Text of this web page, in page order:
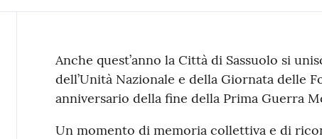
Contenuto
Anche quest’anno la Città di Sassuolo si
dell’Unità Nazionale e della Giornata delle
anniversario della fine della Prima Guerra
Un momento di memoria collettiva e di